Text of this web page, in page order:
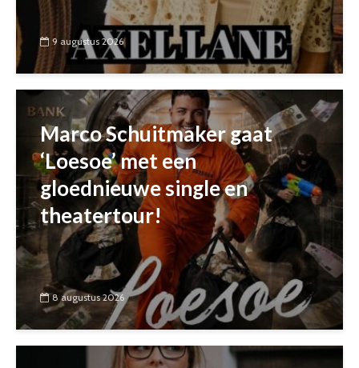
9 augustus 2026
Marco Schuitmaker gaat
‘Loesoe’ met een
gloednieuwe single en
theatertour!
8 augustus 2026